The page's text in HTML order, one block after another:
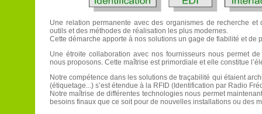
Une relation permanente avec des organismes de recherche
outils et des méthodes de réalisation les plus modernes.
Cette démarche apporte à nos solutions un gage de fiabilité et de
Une étroite collaboration avec nos fournisseurs nous permet
nous proposons. Cette maîtrise est primordiale et elle constitue
Notre compétence dans les solutions de traçabilité qui étaient
(étiquetage...) s’est étendue à la RFID (Identification par Radio
Notre maîtrise de différentes technologies nous permet
besoins finaux que ce soit pour de nouvelles installations ou des